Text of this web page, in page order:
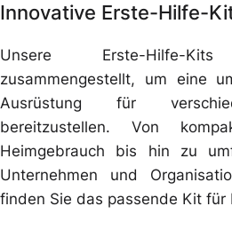
Innovative Erste-Hilfe-
Unsere Erste-Hilfe-
zusammengestellt, um eine
Ausrüstung für
bereitzustellen. Von
Heimgebrauch bis hin zu
Unternehmen und
finden Sie das passende Kit für